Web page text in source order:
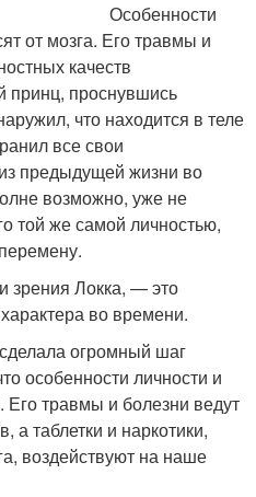
Особенности
от мозга. Его травмы и
качеств
принц, проснувшись
что находится в теле
все свои
предыдущей жизни во
возможно, уже не
той же самой личностью,
зрения Локка, — это
во времени.
огромный шаг
особенности личности и
Его травмы и болезни ведут
а таблетки и наркотики,
воздействуют на наше